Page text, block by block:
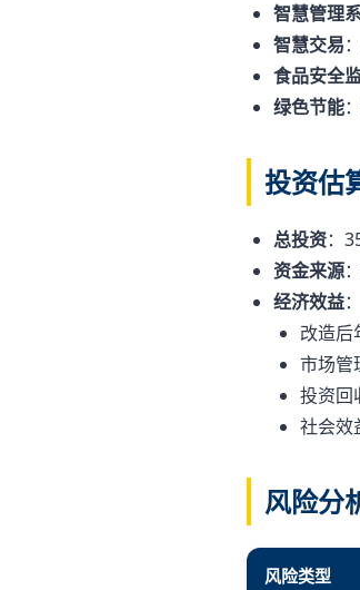
智慧管理
智慧交易
食品安全
绿色节能
投资估
总投资：
资金来源
经济效益：
改造后
市场管
投资回
社会效
风险分
风险类型